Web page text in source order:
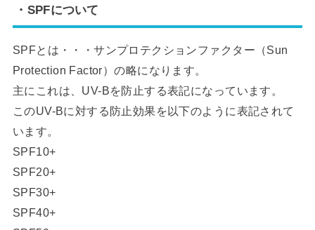
・SPFについて
SPFとは・・・サンプロテクションファクター（Sun
Protection Factor）の略になります。
主にこれは、UV-Bを防止する表記になっています。
このUV-Bに対する防止効果を以下のように表記されて
います。
SPF10+
SPF20+
SPF30+
SPF40+